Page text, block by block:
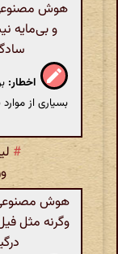
هوش مصنوعی:
و بی‌مایه
اخطار:
بسیاری از
#
هوش
وگرنه مثل